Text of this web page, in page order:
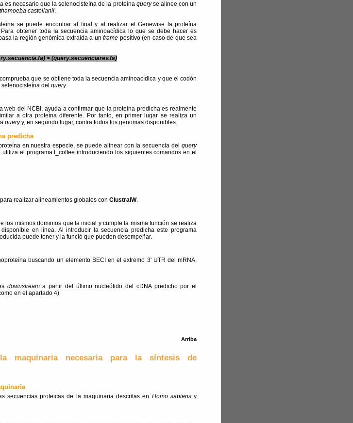
es necesario que la selenocisteína de la proteína queryse alinee con un
castellanii.
se puede encontrar al final y al realizar el Genewise la proteína
obtener toda la secuencia aminoacídica lo que se debe hacer es
la región genómica extraída a unframe positivo (en caso de que sea
> (query.secuenciarev.fa)
que se obtiene toda la secuencia aminoacídica y que el codón
del query.
web del NCBI, ayuda a confirmar que la proteína predicha es realmente
a otra proteína diferente. Por tanto, en primer lugar se realiza un
queryy, en segundo lugar, contra todos los genomas disponibles.
predicha
en nuestra especie, se puede alinear con la secuencia del query
el programa t_coffee introduciendo los siguientes comandos en el
realizar alineamientos globales con ClustralW.
los mismos dominios que la inicial y cumple la misma función se realiza
en linea. Al introducir la secuencia predicha este programa
puede tener y la funció que pueden desempeñar.
buscando un elemento SECI en el extremo 3' UTR del mRNA,
downstreama partir del último nucleótido del cDNA predicho por el
en el apartado 4)
Arriba
maquinaria necesaria para la síntesis de
secuencias proteicas de la maquinaria descritas en Homo sapiensy